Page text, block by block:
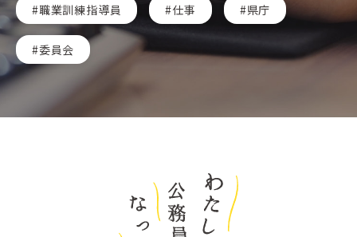
職業訓練指導員 仕事 県庁
委員会